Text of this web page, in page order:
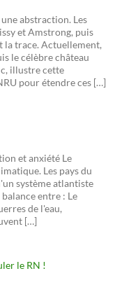
abstraction. Les
et Amstrong, puis
la trace. Actuellement,
le célèbre château
illustre cette
pour étendre ces […]
et anxiété Le
Les pays du
système atlantiste
entre : Le
de l'eau,
[…]
le RN !